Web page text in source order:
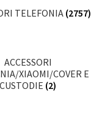
TELEFONIA (2757)
ACCESSORI
XIAOMI/COVER E
CUSTODIE (2)